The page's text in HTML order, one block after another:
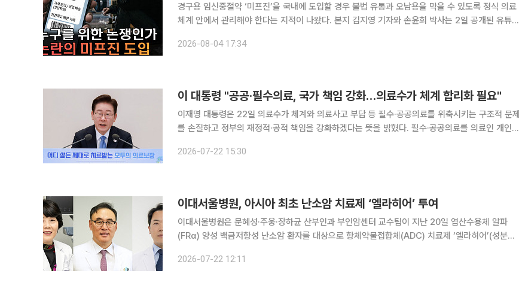
경구용 임신중절약 ‘미프진’을 국내에 도입할 경우 불법 유통과 오남용을 막을 수 있도록 정식 의료
체계 안에서 관리해야 한다는 지적이 나왔다. 본지 김지영 기자와 손윤희 박사는 2일 공개된 유튜브
2026-08-04 17:34
이 대통령 "공공·필수의료, 국가 책임 강화…의료수가 체계 합리화 필요"
이재명 대통령은 22일 의료수가 체계와 의료사고 부담 등 필수·공공의료를 위축시키는 구조적 문제
를 손질하고 정부의 재정적·공적 책임을 강화하겠다는 뜻을 밝혔다. 필수·공공의료를 의료인 개인의
관에서 열린 '지역·필수·공공의료 간담회'에서 "최근 생긴 일종의
2026-07-22 15:30
이대서울병원, 아시아 최초 난소암 치료제 ‘엘라히어’ 투여
이대서울병원은 문혜성·주웅·장하균 산부인과 부인암센터 교수팀이 지난 20일 엽산수용체 알파
(FRα) 양성 백금저항성 난소암 환자를 대상으로 항체약물접합체(ADC) 치료제 ‘엘라히어’(성분명
임상 현장에 적용된 아시아 첫 사례라는 점에서 의미를 갖는다. 백금
2026-07-22 12:11